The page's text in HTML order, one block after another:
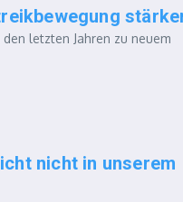
letzten Jahren zu neuem
nicht in unserem